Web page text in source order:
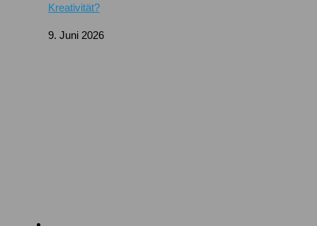
Kreativität?
9. Juni 2026